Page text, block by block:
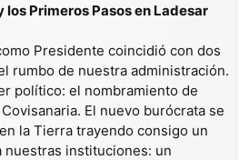
los Primeros Pasos en Ladesar
Presidente coincidió con dos
rumbo de nuestra administración.
político: el nombramiento de
El nuevo burócrata se
la Tierra trayendo consigo un
nuestras instituciones: un